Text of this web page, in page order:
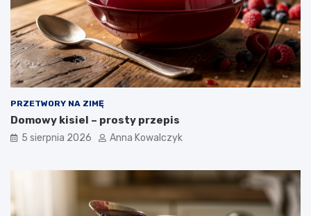
PRZETWORY NA ZIMĘ
Domowy kisiel – prosty przepis
5 sierpnia 2026 Anna Kowalczyk